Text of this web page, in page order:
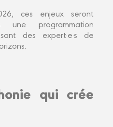
ces enjeux seront
programmation
des expert·e·s de
qui crée